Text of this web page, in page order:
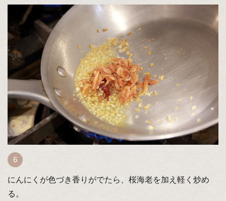
にんにくが色づき香りがでたら、桜海老を加え軽く炒め
る。